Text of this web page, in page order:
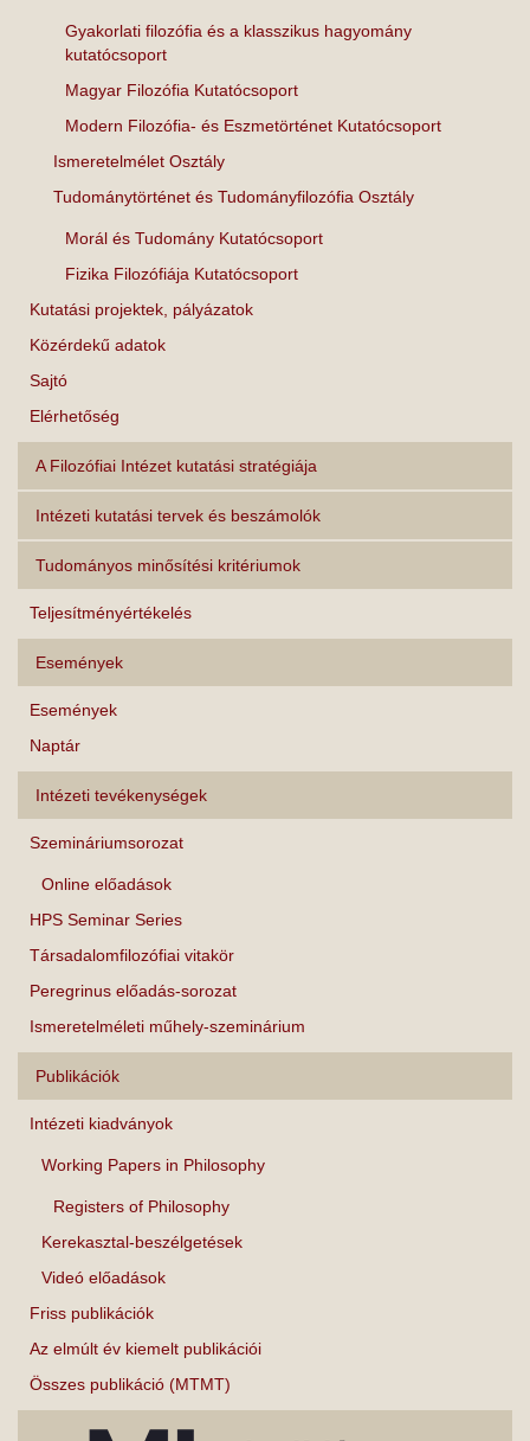
Gyakorlati filozófia és a klasszikus hagyomány
kutatócsoport
Magyar Filozófia Kutatócsoport
Modern Filozófia- és Eszmetörténet Kutatócsoport
Ismeretelmélet Osztály
Tudománytörténet és Tudományfilozófia Osztály
Morál és Tudomány Kutatócsoport
Fizika Filozófiája Kutatócsoport
Kutatási projektek, pályázatok
Közérdekű adatok
Sajtó
Elérhetőség
A Filozófiai Intézet kutatási stratégiája
Intézeti kutatási tervek és beszámolók
Tudományos minősítési kritériumok
Teljesítményértékelés
Események
Események
Naptár
Intézeti tevékenységek
Szemináriumsorozat
Online előadások
HPS Seminar Series
Társadalomfilozófiai vitakör
Peregrinus előadás-sorozat
Ismeretelméleti műhely-szeminárium
Publikációk
Intézeti kiadványok
Working Papers in Philosophy
Registers of Philosophy
Kerekasztal-beszélgetések
Videó előadások
Friss publikációk
Az elmúlt év kiemelt publikációi
Összes publikáció (MTMT)